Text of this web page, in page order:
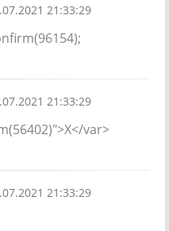
21:33:29
21:33:29
var>
21:33:29